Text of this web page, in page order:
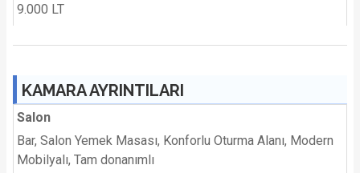
9.000 LT
KAMARA AYRINTILARI
Salon
Bar, Salon Yemek Masası, Konforlu Oturma Alanı, Modern
Mobilyalı, Tam donanımlı